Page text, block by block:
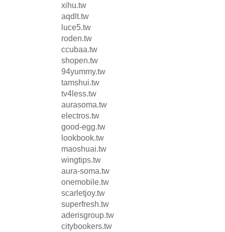
xihu.tw
aqdlt.tw
luce5.tw
roden.tw
ccubaa.tw
shopen.tw
94yummy.tw
tamshui.tw
tv4less.tw
aurasoma.tw
electros.tw
good-egg.tw
lookbook.tw
maoshuai.tw
wingtips.tw
aura-soma.tw
onemobile.tw
scarletjoy.tw
superfresh.tw
aderisgroup.tw
citybookers.tw